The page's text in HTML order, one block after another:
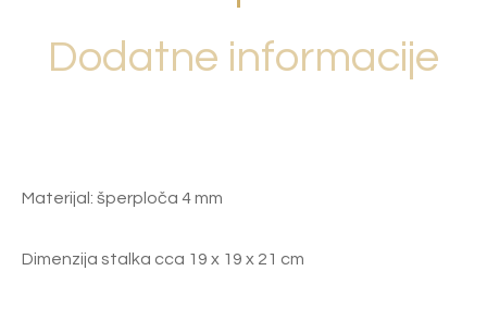
Dodatne informacije
Materijal: šperploča 4 mm
Dimenzija stalka cca 19 x 19 x 21 cm